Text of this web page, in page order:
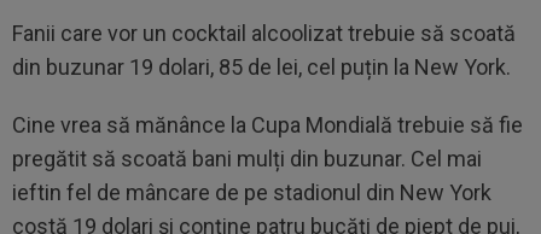
Fanii care vor un cocktail alcoolizat trebuie să scoată
din buzunar 19 dolari, 85 de lei, cel puțin la New York.
Cine vrea să mănânce la Cupa Mondială trebuie să fie
pregătit să scoată bani mulți din buzunar. Cel mai
ieftin fel de mâncare de pe stadionul din New York
costă 19 dolari și conține patru bucăți de piept de pui,